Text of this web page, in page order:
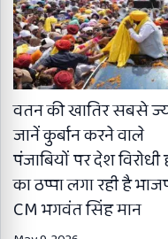
वतन की खातिर सबसे
जानें कुर्बान करने वाले
पंजाबियों पर देश विरोधी
का ठप्पा लगा रही है
CM भगवंत सिंह मान